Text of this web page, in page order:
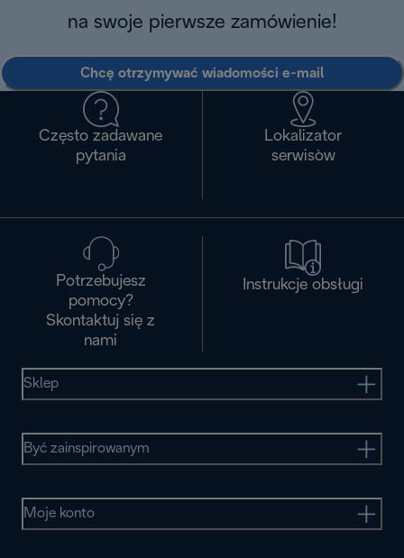
na swoje pierwsze zamówienie!
Chcę otrzymywać wiadomości e-mail
Często zadawane
pytania
Lokalizator
serwisòw
Potrzebujesz
pomocy?
Skontaktuj się z
nami
Instrukcje obsługi
Sklep
Być zainspirowanym
Moje konto